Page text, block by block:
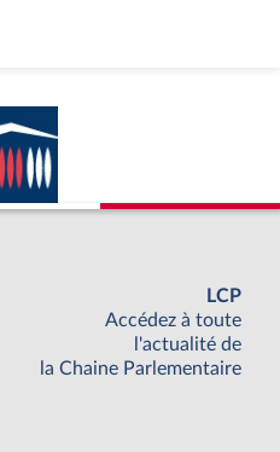
LCP
Accédez à toute
l'actualité de
la Chaine Parlementaire